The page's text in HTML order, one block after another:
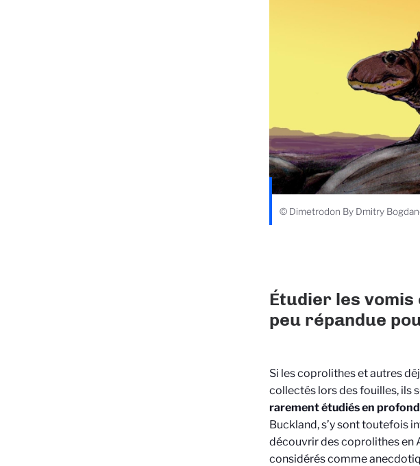
© Dimetrodon By Dmitry
Étudier les
peu répandue
Si les coprolithes et autres
collectés lors des fouilles, ils
rarement étudiés en
Buckland, s’y sont toutefois
découvrir des coprolithes en
considérés comme